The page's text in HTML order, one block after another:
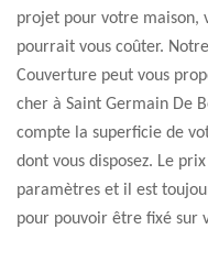
projet pour votre maison,
pourrait vous coûter.
Couverture peut vous
cher à Saint Germain De
compte la superficie de
dont vous disposez. Le
paramètres et il est
pour pouvoir être fixé sur